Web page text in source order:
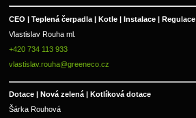
CEO | Teplená čerpadla | Kotle | Instalace | Regulace
Vlastislav Rouha ml.
+420 734 113 933
vlastislav.rouha@greeneco.cz
Dotace | Nová zelená | Kotlíková dotace
Šárka Rouhová